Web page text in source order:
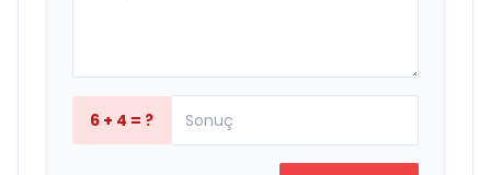
6 + 4 = ?